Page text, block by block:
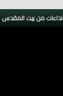
نداءات من بيت المقدس